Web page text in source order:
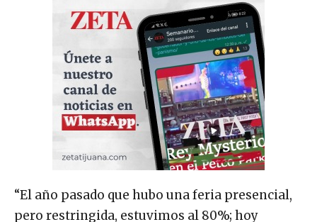
“El año pasado que hubo una feria presencial,
pero restringida, estuvimos al 80%; hoy